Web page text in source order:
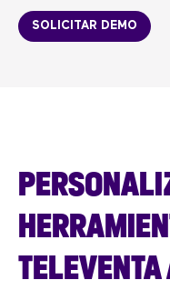
SOLICITAR DEMO